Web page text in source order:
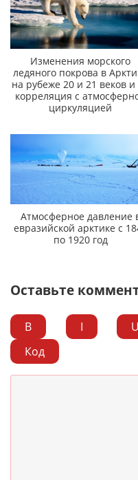
Изменения морского
ледяного покрова в
на рубеже 20 и 21 веков и
корреляция с
циркуляцией
Атмосферное давление
евразийской арктике с
по 1920 год
Оставьте
B I U
Код